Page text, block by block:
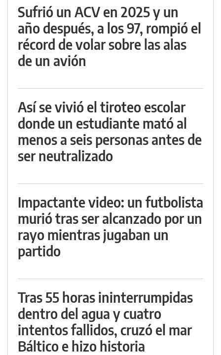
Sufrió un ACV en 2025 y un
año después, a los 97, rompió el
récord de volar sobre las alas
de un avión
Así se vivió el tiroteo escolar
donde un estudiante mató al
menos a seis personas antes de
ser neutralizado
Impactante video: un futbolista
murió tras ser alcanzado por un
rayo mientras jugaban un
partido
Tras 55 horas ininterrumpidas
dentro del agua y cuatro
intentos fallidos, cruzó el mar
Báltico e hizo historia